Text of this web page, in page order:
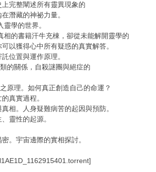
完整闡述所有靈異現象的
潛藏的神祕力量。
學的世界。
相的書籍汗牛充棟，卻從未能解開靈學的
以獲得心中所有疑惑的真實解答。
位置與運作原理。
的關係，自殺謎團與絕症的
原理。如何真正創造自己的命運？
真實過程。
相。人身疑難病苦的起因與預防。
靈性的起源。
。宇宙邊際的實相探討。